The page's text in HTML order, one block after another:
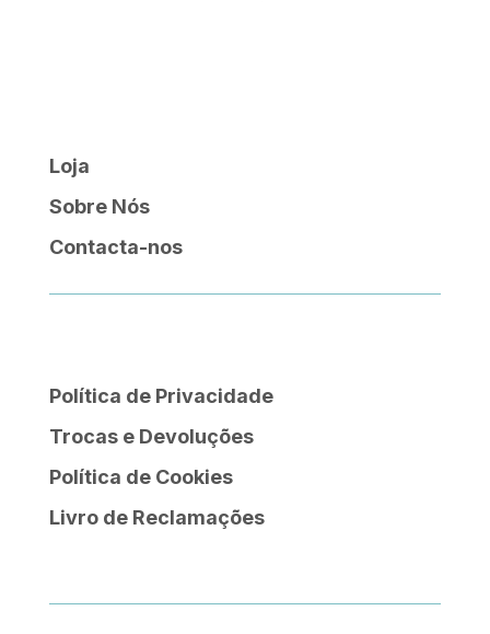
Loja
Sobre Nós
Contacta-nos
Política de Privacidade
Trocas e Devoluções
Política de Cookies
Livro de Reclamações